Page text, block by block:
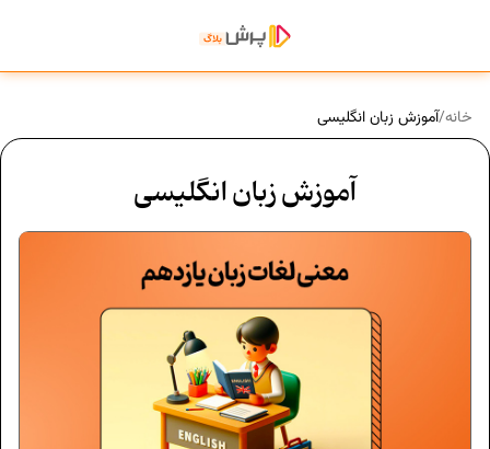
خانه/آموزش زبان انگلیسی
آموزش زبان انگلیسی